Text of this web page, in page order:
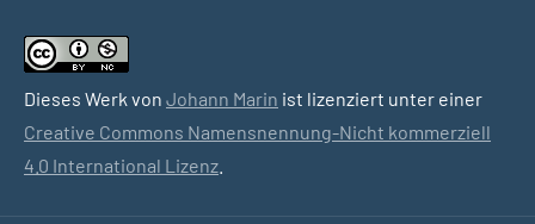
Dieses Werk von Johann Marin ist lizenziert unter einer
Creative Commons Namensnennung-Nicht kommerziell
4.0 International Lizenz